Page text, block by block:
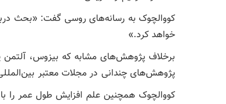
کووالچوک به رسانه‌های روسی گفت: «بحث
خواهد کرد.»
برخلاف پژوهش‌های مشابه که بیزوس، آلتمن
پژوهش‌های چندانی در مجلات معتبر
کووالچوک همچنین علم افزایش طول عمر را با